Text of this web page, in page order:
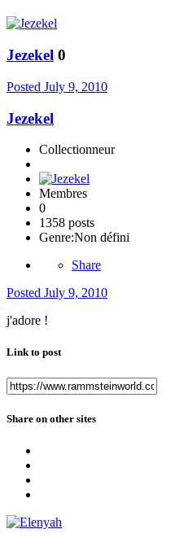
Jezekel 0
Posted July 9, 2010
Jezekel
Collectionneur
Membres
0
1358 posts
Genre:Non défini
Share
Posted July 9, 2010
j'adore !
Link to post
Share on other sites